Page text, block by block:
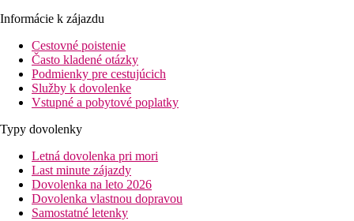
Informácie k zájazdu
Cestovné poistenie
Často kladené otázky
Podmienky pre cestujúcich
Služby k dovolenke
Vstupné a pobytové poplatky
Typy dovolenky
Letná dovolenka pri mori
Last minute zájazdy
Dovolenka na leto 2026
Dovolenka vlastnou dopravou
Samostatné letenky